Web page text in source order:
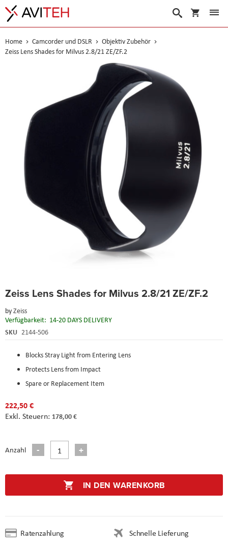
Suche
Home Camcorder und DSLR
Objektiv Zubehör
Zeiss Lens Shades for Milvus 2.8/21 ZE/ZF.2
Zeiss Lens Shades for Milvus 2.8/21 ZE/ZF.2
byZeiss
Verfügbarkeit: 14-20 DAYS DELIVERY
SKU 2144-506
Blocks Stray Light from Entering Lens
Protects Lens from Impact
Spare or Replacement Item
222,50 €
178,00 €
Anzahl
IN DEN WARENKORB
Ratenzahlung
Schnelle Lieferung
to
beginning
of
the